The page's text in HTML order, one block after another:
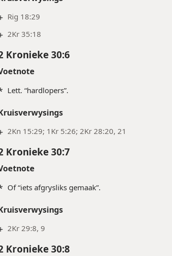
Rig 18:29
2Kr 35:18
Kronieke 30:6
Lett. “hardlopers”.
2Kn 15:29; 1Kr 5:26; 2Kr 28:20, 21
Kronieke 30:7
Of “iets afgrysliks gemaak”.
2Kr 29:8, 9
Kronieke 30:8